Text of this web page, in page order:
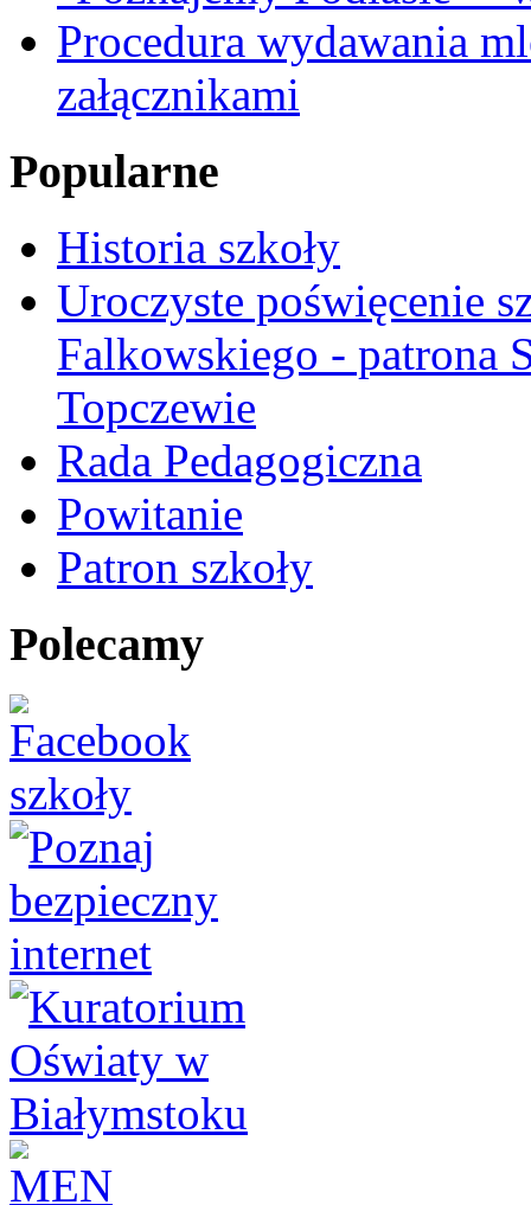
Procedura wydawania
załącznikami
Popularne
Historia szkoły
Uroczyste poświęcenie
Falkowskiego - patrona
Topczewie
Rada Pedagogiczna
Powitanie
Patron szkoły
Polecamy